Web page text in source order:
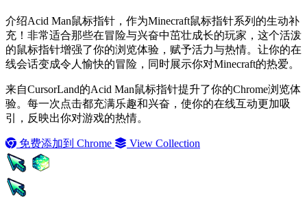
介绍Acid Man鼠标指针，作为Minecraft鼠标指针系列的生动补
充！非常适合那些在冒险与兴奋中茁壮成长的玩家，这个活泼
的鼠标指针增强了你的浏览体验，赋予活力与热情。让你的在
线会话变成令人愉快的冒险，同时展示你对Minecraft的热爱。
来自CursorLand的Acid Man鼠标指针提升了你的Chrome浏览体
验。每一次点击都充满乐趣和兴奋，使你的在线互动更加吸
引，反映出你对游戏的热情。
免费添加到 Chrome View Collection